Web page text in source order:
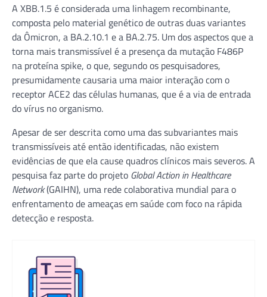
A XBB.1.5 é considerada uma linhagem recombinante,
composta pelo material genético de outras duas variantes
da Ômicron, a BA.2.10.1 e a BA.2.75. Um dos aspectos que a
torna mais transmissível é a presença da mutação F486P
na proteína spike, o que, segundo os pesquisadores,
presumidamente causaria uma maior interação com o
receptor ACE2 das células humanas, que é a via de entrada
do vírus no organismo.
Apesar de ser descrita como uma das subvariantes mais
transmissíveis até então identificadas, não existem
evidências de que ela cause quadros clínicos mais severos. A
pesquisa faz parte do projeto Global Action in Healthcare
Network(GAIHN), uma rede colaborativa mundial para o
enfrentamento de ameaças em saúde com foco na rápida
detecção e resposta.